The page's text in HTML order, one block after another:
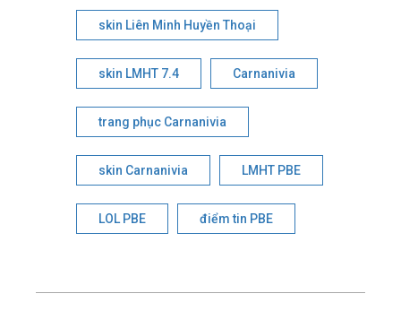
skin Liên Minh Huyền Thoại
skin LMHT 7.4 Carnanivia
trang phục Carnanivia
skin Carnanivia LMHT PBE
LOL PBE điểm tin PBE